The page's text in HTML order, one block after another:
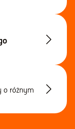
o różnym